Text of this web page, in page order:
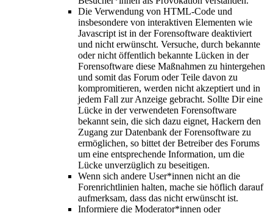
Die Verwendung von HTML-Code und
insbesondere von interaktiven Elementen wie
Javascript ist in der Forensoftware deaktiviert
und nicht erwünscht. Versuche, durch bekannte
oder nicht öffentlich bekannte Lücken in der
Forensoftware diese Maßnahmen zu hintergehen
und somit das Forum oder Teile davon zu
kompromitieren, werden nicht akzeptiert und in
jedem Fall zur Anzeige gebracht. Sollte Dir eine
Lücke in der verwendeten Forensoftware
bekannt sein, die sich dazu eignet, Hackern den
Zugang zur Datenbank der Forensoftware zu
ermöglichen, so bittet der Betreiber des Forums
um eine entsprechende Information, um die
Lücke unverzüglich zu beseitigen.
Wenn sich andere User*innen nicht an die
Forenrichtlinien halten, mache sie höflich darauf
aufmerksam, dass das nicht erwünscht ist.
Informiere die Moderator*innen oder